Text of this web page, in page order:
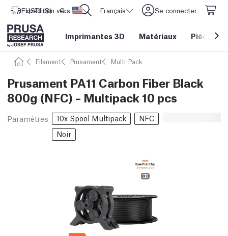
Expédition vers Etats-Unis d'Amérique
USD ($) CORE One L: Maintenant en stock ! Français Se connecter
Imprimantes 3D Matériaux Pièces&
Filament Prusament Multi-Pack
Prusament PA11 Carbon Fiber Black
800g (NFC) – Multipack 10 pcs
Paramètres 10x Spool Multipack
NFC
Noir